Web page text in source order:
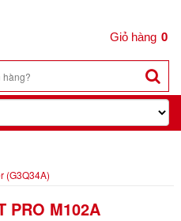
0
(G3Q34A)
PRO M102A